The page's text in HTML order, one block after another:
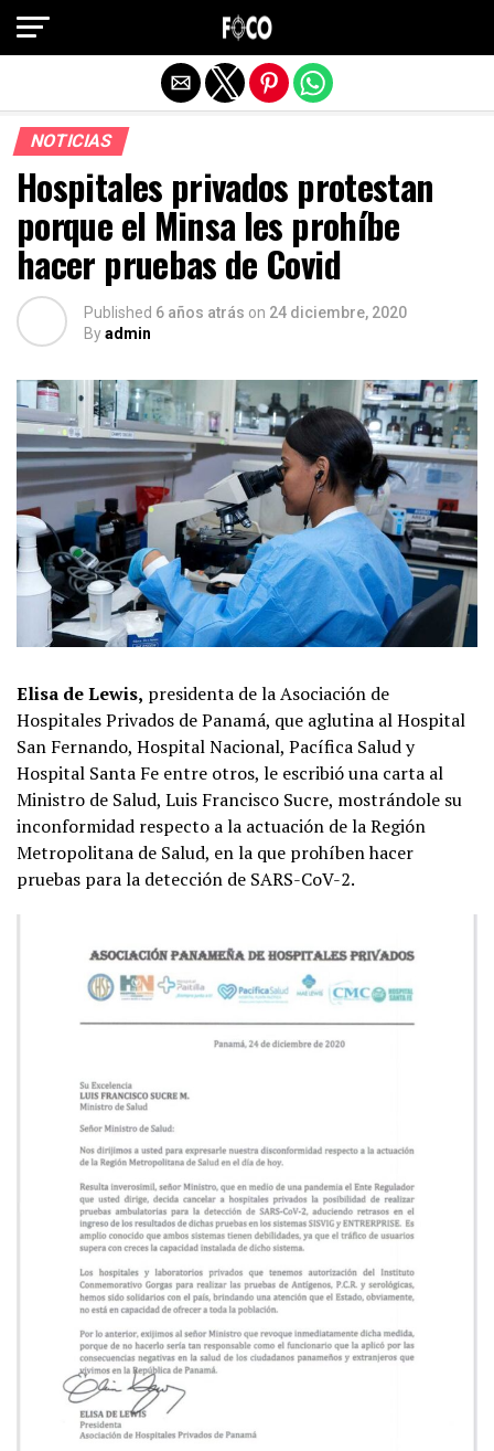
NOTICIAS
Hospitales privados protestan
porque el Minsa les prohíbe
hacer pruebas de Covid
Published 6 años atrás on 24 diciembre, 2020
Byadmin
Elisa de Lewis, presidenta de la Asociación de
Hospitales Privados de Panamá, que aglutina al Hospital
San Fernando, Hospital Nacional, Pacífica Salud y
Hospital Santa Fe entre otros, le escribió una carta al
Ministro de Salud, Luis Francisco Sucre, mostrándole su
inconformidad respecto a la actuación de la Región
Metropolitana de Salud, en la que prohíben hacer
pruebas para la detección de SARS-CoV-2.
Salir de la versión móvil